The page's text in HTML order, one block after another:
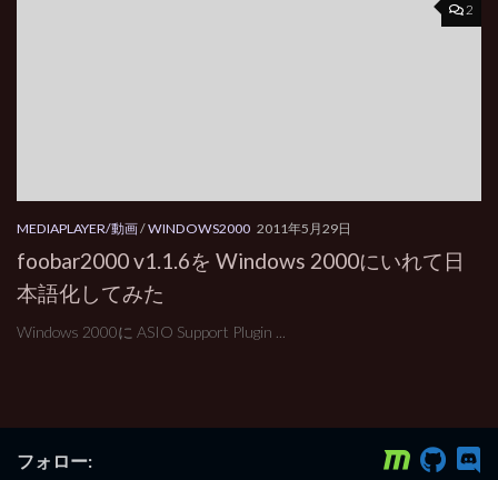
2
MEDIAPLAYER/動画/WINDOWS2000 2011年5月29日
foobar2000 v1.1.6を Windows 2000にいれて日
本語化してみた
Windows 2000に ASIO Support Plugin ...
フォロー: